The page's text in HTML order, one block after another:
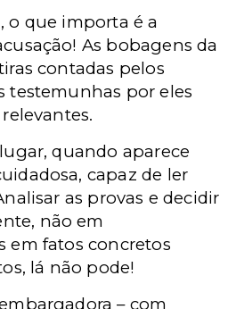
o que importa é a
As bobagens da
contadas pelos
testemunhas por eles
quando aparece
capaz de ler
as provas e decidir
não em
em fatos concretos
lá não pode!
– com